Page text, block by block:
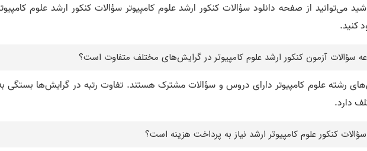
می‌توانید از صفحه دانلود سؤالات کنکور ارشد علوم کامپیوتر سؤالات کنکور ارشد علوم
سؤالات آزمون کنکور ارشد علوم کامپیوتر در گرایش‌های مختلف متفاوت است؟
رشته علوم کامپیوتر دارای دروس و سؤالات مشترک هستند. تفاوت رتبه در گرایش‌ها بستگی
دارد.
سؤالات کنکور علوم کامپیوتر ارشد نیاز به پرداخت هزینه است؟